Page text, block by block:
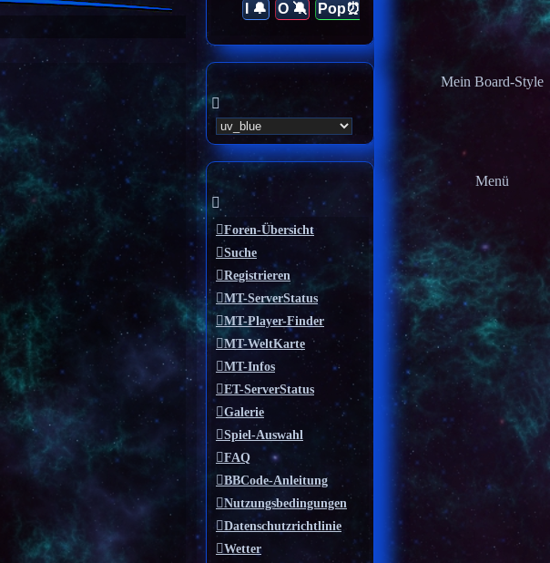
I 🔔 O 🔕 Pop⏰
Mein Board-Style
Menü
Foren-Übersicht
Suche
Registrieren
MT-ServerStatus
MT-Player-Finder
MT-WeltKarte
MT-Infos
ET-ServerStatus
Galerie
Spiel-Auswahl
FAQ
BBCode-Anleitung
Nutzungsbedingungen
Datenschutzrichtlinie
Wetter